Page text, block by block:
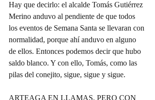
Hay que decirlo: el alcalde Tomás Gutiérrez
Merino anduvo al pendiente de que todos
los eventos de Semana Santa se llevaran con
normalidad, porque ahí anduvo en alguno
de ellos. Entonces podemos decir que hubo
saldo blanco. Y con ello, Tomás, como las
pilas del conejito, sigue, sigue y sigue.
ARTEAGA EN LLAMAS, PERO CON